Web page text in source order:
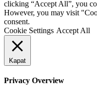
clicking “Accept All”, you
However, you may visit
consent.
Cookie Settings Accept All
Kapat
Privacy Overview